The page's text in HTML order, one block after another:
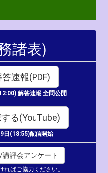
諸表)
答速報(PDF)
解答速報 全問公開
る(YouTube)
日(18:55)配信開始
講評会アンケート
ればご協力ください。